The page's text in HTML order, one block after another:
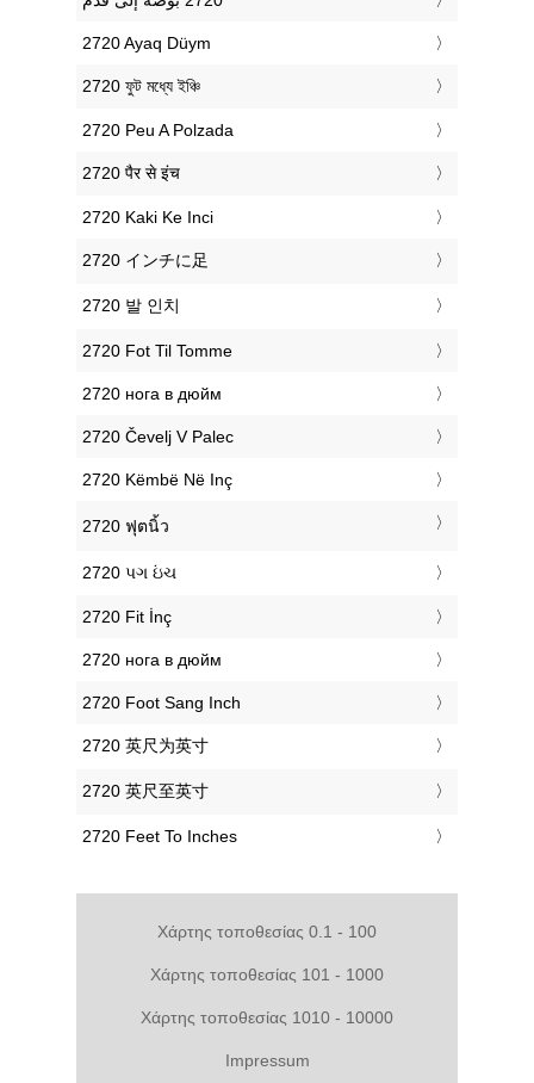
‎2720 Ayaq Düym
‎2720 ফুট মধ্যে ইঞ্চি
‎2720 Peu A Polzada
‎2720 पैर से इंच
‎2720 Kaki Ke Inci
‎2720 インチに足
‎2720 발 인치
‎2720 Fot Til Tomme
‎2720 нога в дюйм
‎2720 Čevelj V Palec
‎2720 Këmbë Në Inç
‎2720 ฟุตนิ้ว
‎2720 પગ ઇંચ
‎2720 Fit İnç
‎2720 нога в дюйм
‎2720 Foot Sang Inch
‎2720 英尺为英寸
‎2720 英尺至英寸
‎2720 Feet To Inches
Χάρτης τοποθεσίας 0.1 - 100
Χάρτης τοποθεσίας 101 - 1000
Χάρτης τοποθεσίας 1010 - 10000
Impressum